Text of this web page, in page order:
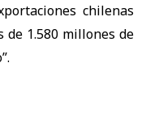
chilenas
de 1.580 millones de